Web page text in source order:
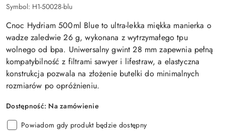
Symbol: H1-50028-blu
Cnoc Hydriam 500ml Blue to ultra-lekka miękka manierka o
wadze zaledwie 26 g, wykonana z wytrzymałego tpu
wolnego od bpa. Uniwersalny gwint 28 mm zapewnia pełną
kompatybilność z filtrami sawyer i lifestraw, a elastyczna
konstrukcja pozwala na złożenie butelki do minimalnych
rozmiarów po opróżnieniu.
Dostępność: Na zamówienie
Powiadom gdy produkt będzie dostępny